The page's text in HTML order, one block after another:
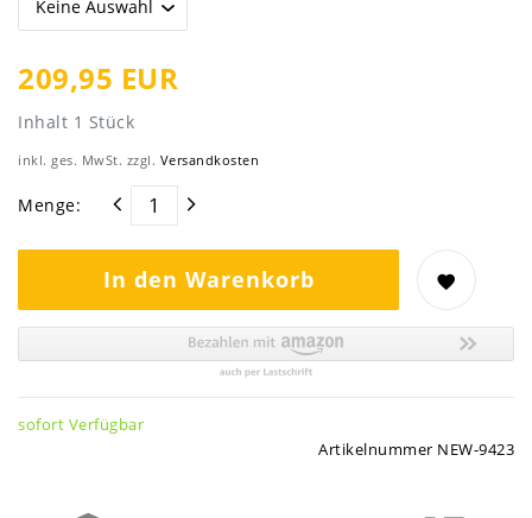
209,95 EUR
Inhalt 1 Stück
inkl. ges. MwSt. zzgl. Versandkosten
Menge:
In den Warenkorb
sofort Verfügbar
Artikelnummer NEW-9423